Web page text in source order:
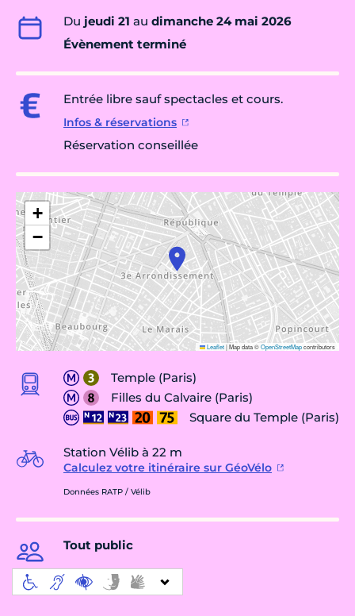
Du jeudi 21 au dimanche 24 mai 2026
Évènement terminé
Entrée libre sauf spectacles et cours.
Infos & réservations
Réservation conseillée
+
−
Leaflet|Map data ©OpenStreetMapcontributors
Temple (Paris)
Filles du Calvaire (Paris)
Square du Temple (Paris)
Station Vélib à 22 m
Calculez votre itinéraire sur GéoVélo
Données RATP / Vélib
Tout public